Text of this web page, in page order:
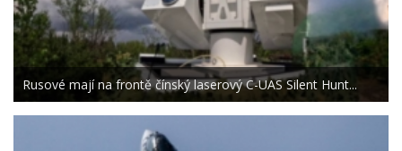
Rusové mají na frontě čínský laserový C-UAS Silent Hunt...